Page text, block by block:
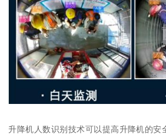
升降机人数识别技术可以提高升降机的安